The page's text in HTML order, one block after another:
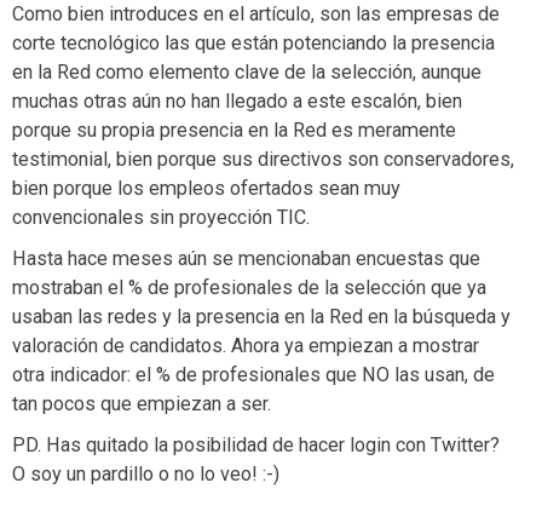
Como bien introduces en el artículo, son las empresas de
corte tecnológico las que están potenciando la presencia
en la Red como elemento clave de la selección, aunque
muchas otras aún no han llegado a este escalón, bien
porque su propia presencia en la Red es meramente
testimonial, bien porque sus directivos son conservadores,
bien porque los empleos ofertados sean muy
convencionales sin proyección TIC.
Hasta hace meses aún se mencionaban encuestas que
mostraban el % de profesionales de la selección que ya
usaban las redes y la presencia en la Red en la búsqueda y
valoración de candidatos. Ahora ya empiezan a mostrar
otra indicador: el % de profesionales que NO las usan, de
tan pocos que empiezan a ser.
PD. Has quitado la posibilidad de hacer login con Twitter?
O soy un pardillo o no lo veo! :-)